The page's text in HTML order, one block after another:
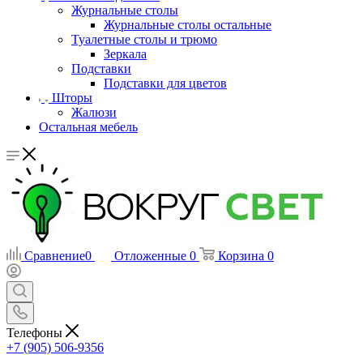
Журнальные столы
Журнальные столы остальные
Туалетные столы и трюмо
Зеркала
Подставки
Подставки для цветов
Шторы
Жалюзи
Остальная мебель
Сравнение0 Отложенные 0 Корзина 0
Телефоны
+7 (905) 506-9356